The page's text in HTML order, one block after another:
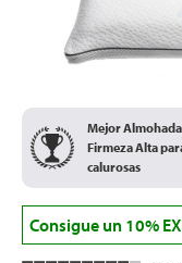
Mejor
Firmeza Alta
calurosas
Consigue un 10%